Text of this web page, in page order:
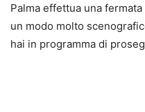
Palma effettua una
un modo molto
hai in programma di